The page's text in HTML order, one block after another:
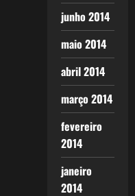
junho 2014
maio 2014
abril 2014
março 2014
fevereiro
2014
janeiro
2014